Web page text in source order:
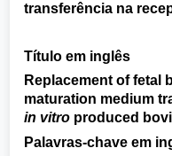
transferência na
Título em inglês
Replacement of fetal
maturation medium
in vitro produced
Palavras-chave em